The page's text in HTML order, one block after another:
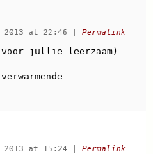
2013 at 22:46 Permalink
voor jullie leerzaam)
2013 at 15:24 Permalink